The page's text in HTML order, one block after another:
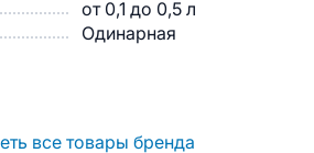
от 0,1 до 0,5 л
Одинарная
все товары бренда